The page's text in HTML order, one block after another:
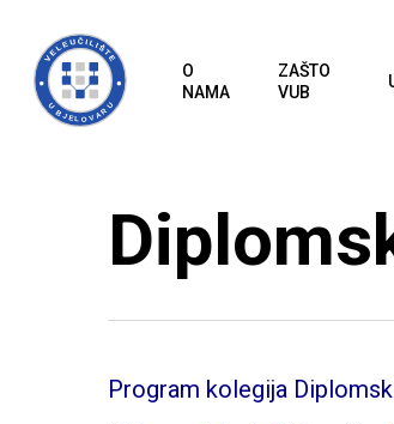
main
content
O
NAMA
ZAŠTO
VUB
Program kolegija